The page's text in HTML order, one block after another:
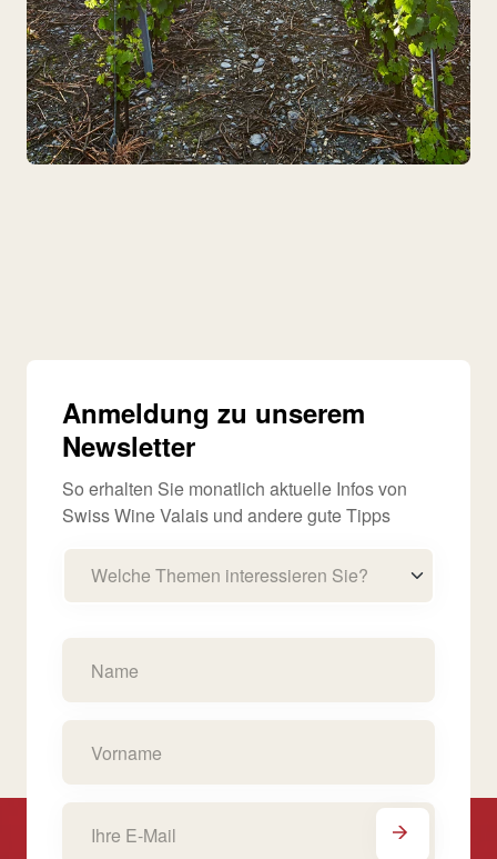
Anmeldung zu unserem
Newsletter
So erhalten Sie monatlich aktuelle Infos von
Swiss Wine Valais und andere gute Tipps
Welche Themen interessieren Sie?